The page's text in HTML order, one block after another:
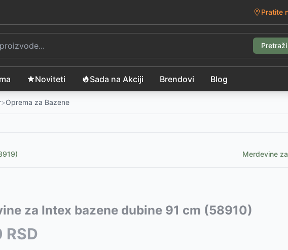
Pratite
Pretraži
Noviteti Sada na Akciji Brendovi Blog
>Oprema za Bazene
Merdevine
Intex 28089
za Intex bazene dubine 91 cm (58910)
RSD